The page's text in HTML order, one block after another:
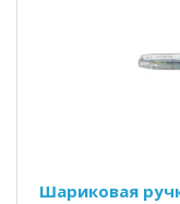
Шариковая